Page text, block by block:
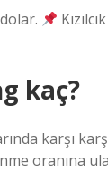
kaç?
karşı
oranına